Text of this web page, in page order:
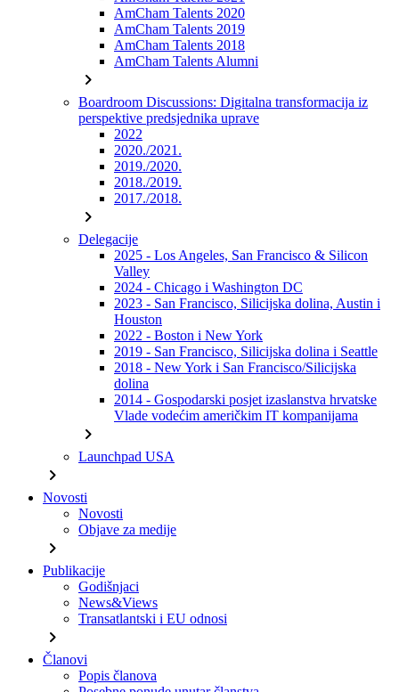
AmCham Talents 2020
AmCham Talents 2019
AmCham Talents 2018
AmCham Talents Alumni
chevron_right
Boardroom Discussions: Digitalna transformacija iz
perspektive predsjednika uprave
2022
2020./2021.
2019./2020.
2018./2019.
2017./2018.
chevron_right
Delegacije
2025 - Los Angeles, San Francisco & Silicon
Valley
2024 - Chicago i Washington DC
2023 - San Francisco, Silicijska dolina, Austin i
Houston
2022 - Boston i New York
2019 - San Francisco, Silicijska dolina i Seattle
2018 - New York i San Francisco/Silicijska
dolina
2014 - Gospodarski posjet izaslanstva hrvatske
Vlade vodećim američkim IT kompanijama
chevron_right
Launchpad USA
chevron_right
Novosti
Novosti
Objave za medije
chevron_right
Publikacije
Godišnjaci
News&Views
Transatlantski i EU odnosi
chevron_right
Članovi
Popis članova